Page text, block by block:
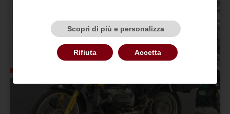
Scopri di più e personalizza
Rifiuta Accetta